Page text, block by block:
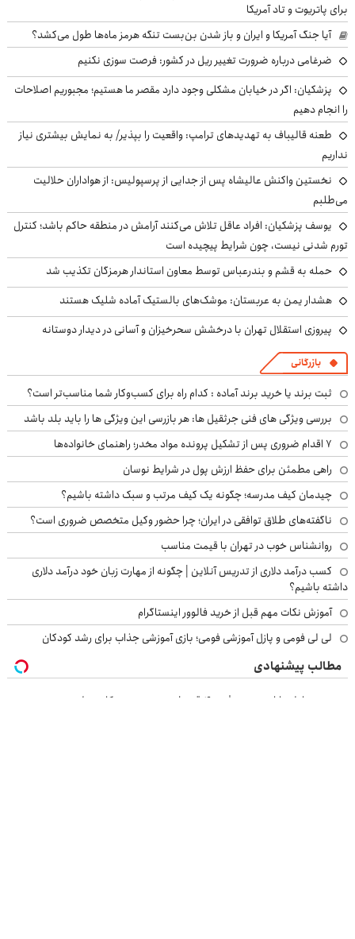
برای پاتریوت و تاد آمریکا
آیا جنگ آمریکا و ایران و باز شدن بن‌بست تنگه هرمز ماه‌ها طول می‌کشد؟
ضرغامی درباره ضرورت تغییر ریل در کشور: فرصت سوزی نکنیم
پزشکیان: اگر در خیابان مشکلی وجود دارد مقصر ما هستیم؛ مجبوریم اصلاحات
را انجام دهیم
طعنه قالیباف به تهدیدهای ترامپ: واقعیت را بپذیر/ به نمایش بیشتری نیاز
نداریم
نخستین واکنش عالیشاه پس از جدایی از پرسپولیس: از هواداران حلالیت
می‌طلبم
یوسف پزشکیان: افراد عاقل تلاش می‌کنند آرامش در منطقه حاکم باشد؛ کنترل
تورم شدنی نیست، چون شرایط پیچیده است
حمله به قشم و بندرعباس توسط معاون استاندار هرمزگان تکذیب شد
هشدار یمن به عربستان: موشک‌های بالستیک آماده شلیک هستند
پیروزی استقلال تهران با درخشش سحرخیزان و آسانی در دیدار دوستانه
بازرگانی
ثبت برند یا خرید برند آماده : کدام راه برای کسب‌وکار شما مناسب‌تر است؟
بررسی ویژگی های فنی جرثقیل ها: هر بازرسی این ویژگی ها را باید بلد باشد
۷ اقدام ضروری پس از تشکیل پرونده مواد مخدر؛ راهنمای خانواده‌ها
راهی مطمئن برای حفظ ارزش پول در شرایط نوسان
چیدمان کیف مدرسه؛ چگونه یک کیف مرتب و سبک داشته باشیم؟
ناگفته‌های طلاق توافقی در ایران؛ چرا حضور وکیل متخصص ضروری است؟
روانشناس خوب در تهران با قیمت مناسب
کسب درآمد دلاری از تدریس آنلاین | چگونه از مهارت زبان خود درآمد دلاری
داشته باشیم؟
آموزش نکات مهم قبل از خرید فالوور اینستاگرام
لی لی فومی و پازل آموزشی فومی؛ بازی آموزشی جذاب برای رشد کودکان
مطالب پیشنهادی
خرید موبایل با اسنپ پی | در ۴ قسط بدون سود و کارمزد!